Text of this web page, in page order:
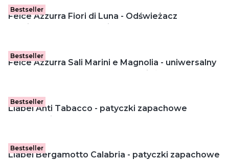
Bestseller
Felce Azzurra Fiori di Luna - Odświeżacz
Bestseller
Felce Azzurra Sali Marini e Magnolia - uniwersalny
zapas do automatycznego odświeżacza
Bestseller
Liabel Anti Tabacco - patyczki zapachowe
Bestseller
Liabel Bergamotto Calabria - patyczki zapachowe